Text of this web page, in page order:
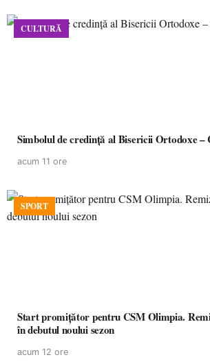
CULTURĂ
Simbolul de credinţă al Bisericii Ortodoxe –
acum 11 ore
SPORT
Start promițător pentru CSM Olimpia.
în debutul noului sezon
acum 12 ore